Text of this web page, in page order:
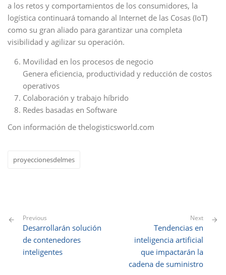
a los retos y comportamientos de los consumidores, la
logística continuará tomando al Internet de las Cosas (IoT)
como su gran aliado para garantizar una completa
visibilidad y agilizar su operación.
Movilidad en los procesos de negocio
Genera eficiencia, productividad y reducción de costos
operativos
Colaboración y trabajo híbrido
Redes basadas en Software
Con información de thelogisticsworld.com
proyeccionesdelmes
Previous
Desarrollarán solución
de contenedores
inteligentes
Next
Tendencias en
inteligencia artificial
que impactarán la
cadena de suministro